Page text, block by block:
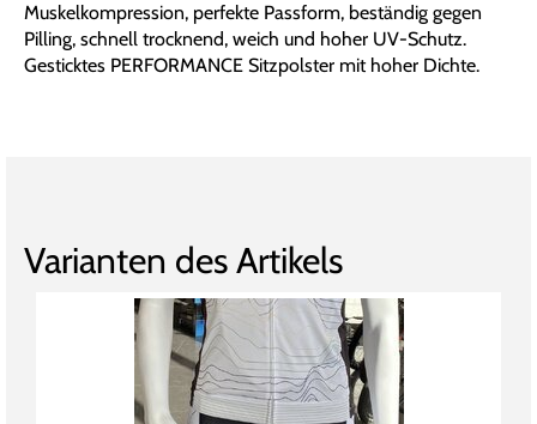
Muskelkompression, perfekte Passform, beständig gegen
Pilling, schnell trocknend, weich und hoher UV-Schutz.
Gesticktes PERFORMANCE Sitzpolster mit hoher Dichte.
Varianten des Artikels